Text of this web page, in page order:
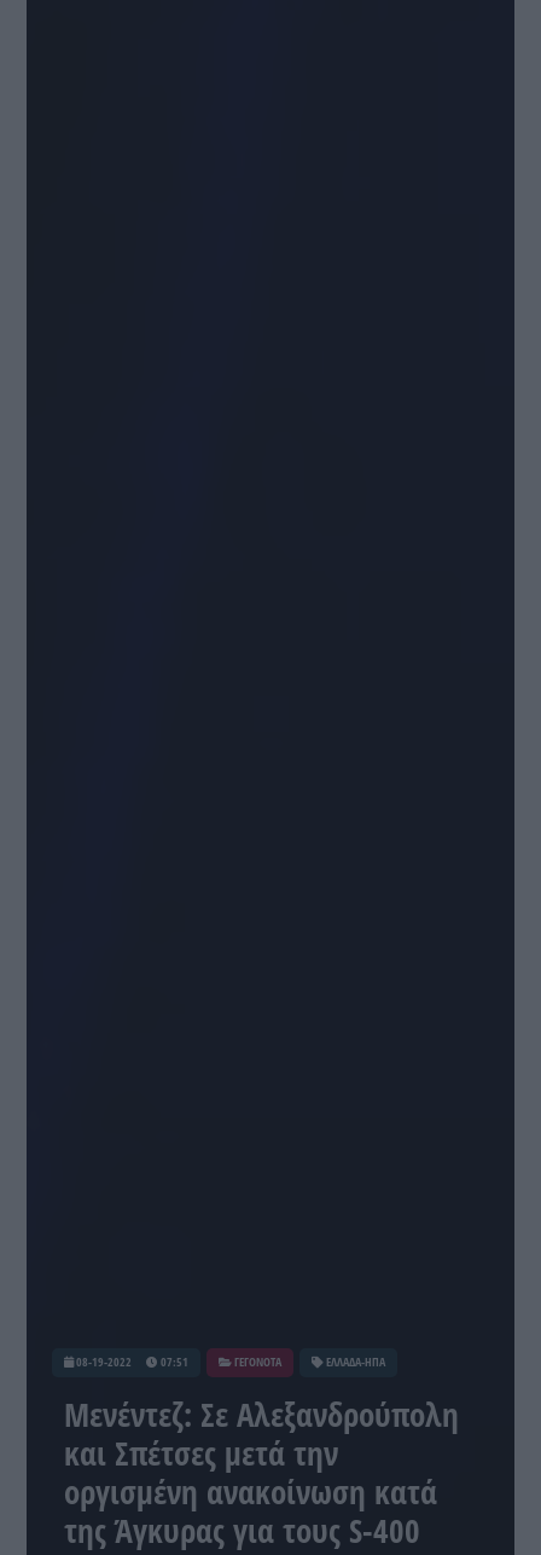
08-19-2022 07:51 ΓΕΓΟΝΟΤΑ ΕΛΛΑΔΑ-ΗΠΑ
Μενέντεζ: Σε Αλεξανδρούπολη
και Σπέτσες μετά την
οργισμένη ανακοίνωση κατά
της Άγκυρας για τους S-400